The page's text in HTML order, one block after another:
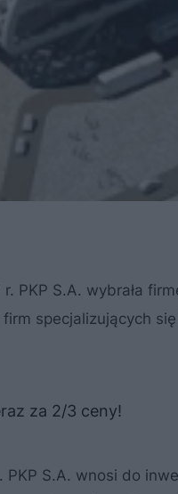
PKP S.A. wybrała
specjalizujących
za 2/3 ceny!
S.A. wnosi do